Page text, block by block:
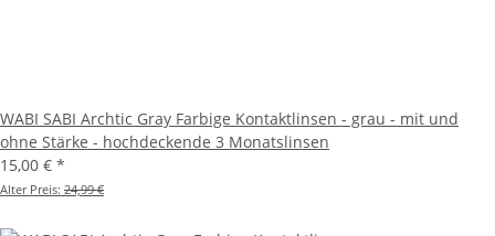
WABI SABI Archtic Gray Farbige Kontaktlinsen - grau - mit und
ohne Stärke - hochdeckende 3 Monatslinsen
15,00 € *
Alter Preis: 24,99 €